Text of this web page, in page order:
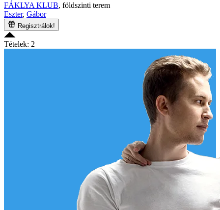
FÁKLYA KLUB, földszinti terem
Eszter, Gábor
Regisztrálok!
Tételek: 2